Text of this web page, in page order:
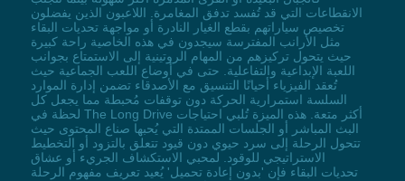
الانقطاعات التي قد تُفسد تدفق المغامرة. اللاعبون الذين يفضلون
تخصيص سياراتهم بقطع الغيار النادرة أو مواجهة تحديات البقاء
مثل الأرانب المفترسة سيجدون في هذه الخاصية راحة كبيرة
حيث يتحول تركيزهم من المهام الروتينية إلى الاستمتاع بجوانب
اللعبة الإبداعية والتفاعلية. حتى في أوضاع اللعب الجماعية حيث
تُعقد الفيزياء أحيانًا التنسيق مع الأصدقاء تضمن إدارة الموارد
السلسة استمرارية الحركة دون توقفات مُحبطة مما يجعل كل
لحظة في The Long Drive أكثر متعة. هذه الميزة تُلبي احتياجات
البث المباشر أو الجلسات الممتدة التي يُحبها صناع المحتوى حيث
تتحول الرحلة إلى سرد حيوي دون قيود تتعلق بالتزود أو التخطيط
الاستراتيجي للوقود. لمحبي الاستكشاف الجريء أو عشاق
تحديات البقاء فإن 'بدون إعادة تحميل' يُعيد تعريف مفهوم الرحلة